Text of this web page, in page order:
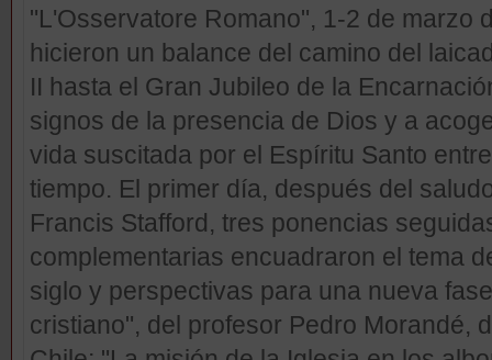
"L'Osservatore Romano", 1-2 de marzo
hicieron un balance del camino del
II hasta el Gran Jubileo de la
signos de la presencia de Dios y a
vida suscitada por el Espíritu Santo
tiempo. El primer día, después del
Francis Stafford, tres ponencias
complementarias encuadraron el tema
siglo y perspectivas para una nueva
cristiano", del profesor Pedro Morandé,